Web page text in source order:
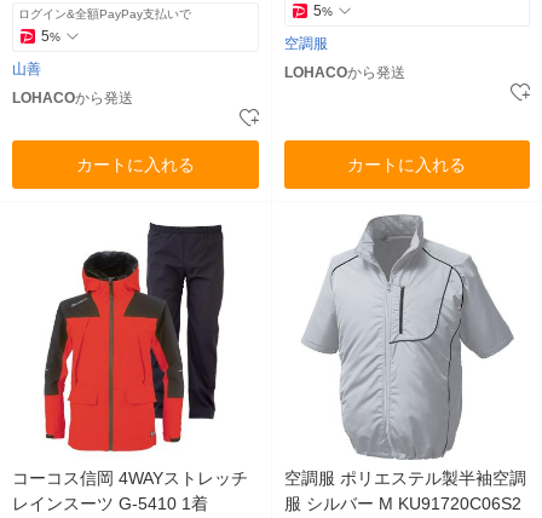
ログイン&全額PayPay支払いで
5%
山善
LOHACOから発送
カートに入れる
5%
空調服
LOHACOから発送
カートに入れる
コーコス信岡 4WAYストレッチ
レインスーツ G-5410 1着
空調服 ポリエステル製半袖空調
服 シルバー M KU91720C06S2